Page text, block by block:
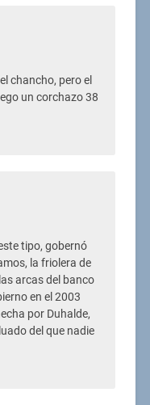
chancho, pero el
un corchazo 38
tipo, gobernó
la friolera de
arcas del banco
en el 2003
por Duhalde,
del que nadie